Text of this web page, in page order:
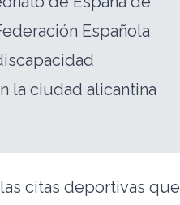
Española
la ciudad alicantina
citas deportivas que